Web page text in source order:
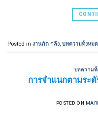
Posted in งานกัด กลึง,บทความทั้งหมด
บทความทั้
การจำแนกตามระ
POSTED ON